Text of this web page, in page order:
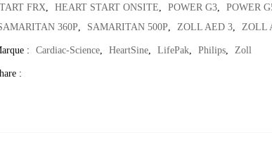
FRX
HEART START ONSITE POWER G3, POWER
360P
SAMARITAN 500P ZOLL AED 3, ZOLL
: Cardiac-Science, HeartSine, LifePak, Philips, Zoll
: